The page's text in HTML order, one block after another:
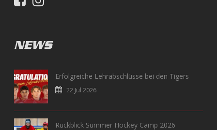
NEWS
Erfolgreiche Lehrabschlüsse bei den Tigers
22 Jul 2026
Rückblick Summer Hockey Camp 2026